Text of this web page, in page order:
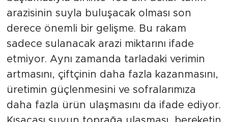
başlamasıyla birlikte 405 bin dekar tarım
arazisinin suyla buluşacak olması son
derece önemli bir gelişme. Bu rakam
sadece sulanacak arazi miktarını ifade
etmiyor. Aynı zamanda tarladaki verimin
artmasını, çiftçinin daha fazla kazanmasını,
üretimin güçlenmesini ve sofralarımıza
daha fazla ürün ulaşmasını da ifade ediyor.